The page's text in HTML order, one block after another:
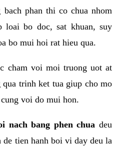
phan thi co chua nhom
loai bo doc, sat khuan, suy
bo mui hoi rat hieu qua.
cham voi moi truong uot at
qua trinh ket tua giup cho mo
voi do mui hon.
nach bang phen chua deu
tien hanh boi vi day deu la